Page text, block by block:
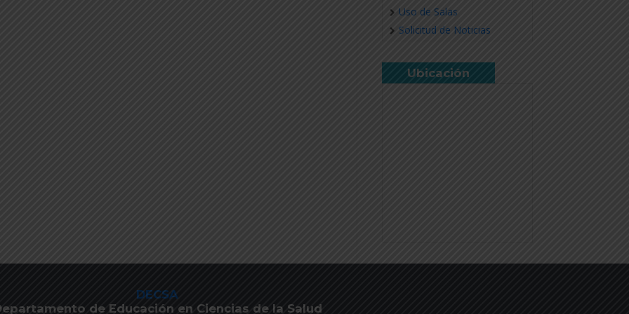
Uso de Salas
Solicitud de Noticias
Ubicación
DECSA
de Educación en Ciencias de la Salud